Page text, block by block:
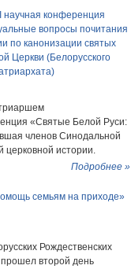
научная конференция
вопросы почитания
по канонизации святых
Церкви (Белорусского
«Святые Белой Руси:
членов Синодальной
церковной истории.
Подробнее »
семьям на приходе»
Рождественских
второй день